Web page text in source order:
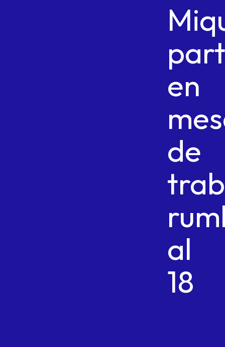
en
de
al
18